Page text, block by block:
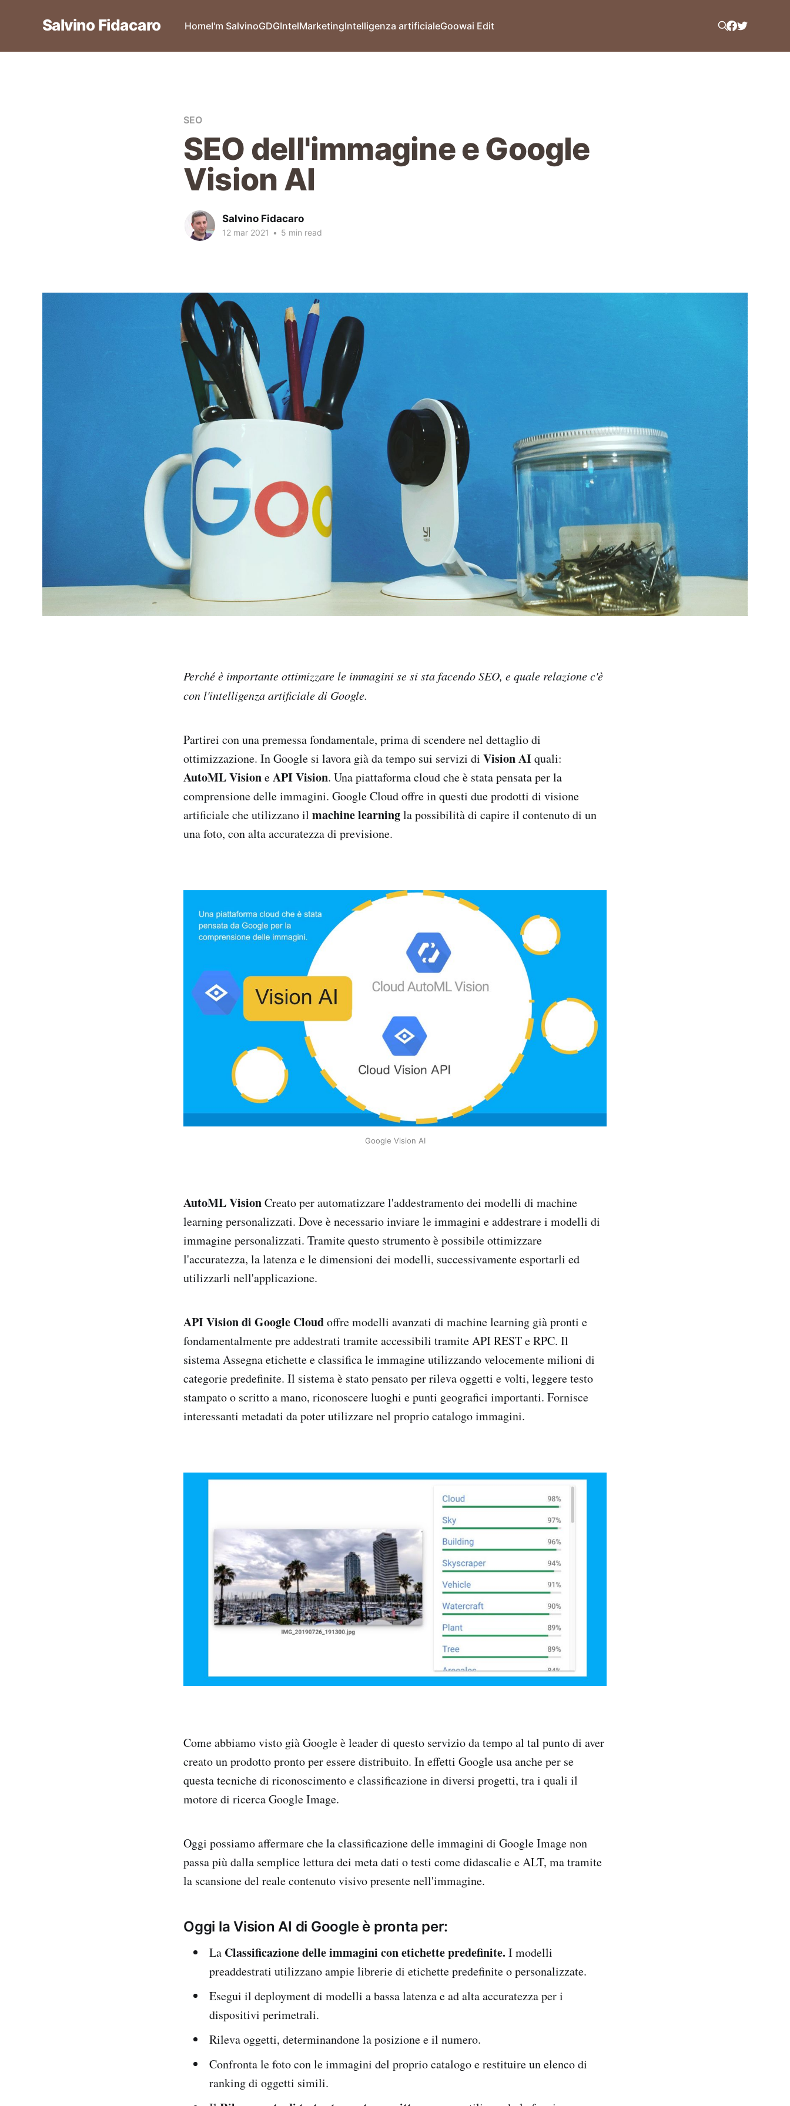
Salvino Fidacaro HomeI'm SalvinoGDGIntelMarketingIntelligenza artificialeGoowai Edit
SEO
SEO dell'immagine e Google
Vision AI
Salvino Fidacaro
12 mar 2021 • 5 min read
Perché è importante ottimizzare le immagini se si sta facendo SEO, e quale relazione c'è
con l'intelligenza artificiale di Google.
Partirei con una premessa fondamentale, prima di scendere nel dettaglio di
ottimizzazione. In Google si lavora già da tempo sui servizi di Vision AIquali:
AutoML VisioneAPI Vision. Una piattaforma cloud che è stata pensata per la
comprensione delle immagini. Google Cloud offre in questi due prodotti di visione
artificiale che utilizzano il machine learningla possibilità di capire il contenuto di un
una foto, con alta accuratezza di previsione.
Google Vision AI
AutoML VisionCreato per automatizzare l'addestramento dei modelli di machine
learning personalizzati. Dove è necessario inviare le immagini e addestrare i modelli di
immagine personalizzati. Tramite questo strumento è possibile ottimizzare
l'accuratezza, la latenza e le dimensioni dei modelli, successivamente esportarli ed
utilizzarli nell'applicazione.
API Visiondi Google Cloudoffre modelli avanzati di machine learning già pronti e
fondamentalmente pre addestrati tramite accessibili tramite API REST e RPC. Il
sistema Assegna etichette e classifica le immagine utilizzando velocemente milioni di
categorie predefinite. Il sistema è stato pensato per rileva oggetti e volti, leggere testo
stampato o scritto a mano, riconoscere luoghi e punti geografici importanti. Fornisce
interessanti metadati da poter utilizzare nel proprio catalogo immagini.
Come abbiamo visto già Google è leader di questo servizio da tempo al tal punto di aver
creato un prodotto pronto per essere distribuito. In effetti Google usa anche per se
questa tecniche di riconoscimento e classificazione in diversi progetti, tra i quali il
motore di ricerca Google Image.
Oggi possiamo affermare che la classificazione delle immagini di Google Image non
passa più dalla semplice lettura dei meta dati o testi come didascalie e ALT, ma tramite
la scansione del reale contenuto visivo presente nell'immagine.
Oggi la Vision AI di Google è pronta per:
La Classificazione delle immagini con etichette predefinite. I modelli
preaddestrati utilizzano ampie librerie di etichette predefinite o personalizzate.
Esegui il deployment di modelli a bassa latenza e ad alta accuratezza per i
dispositivi perimetrali.
Rileva oggetti, determinandone la posizione e il numero.
Confronta le foto con le immagini del proprio catalogo e restituire un elenco di
ranking di oggetti simili.